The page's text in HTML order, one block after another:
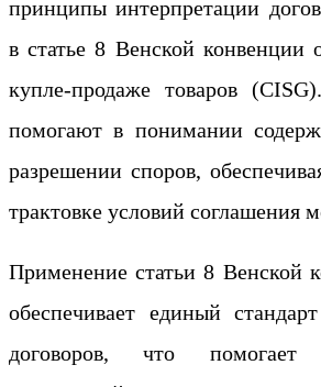
принципы интерпретации
в статье 8 Венской конвенции
купле-продаже товаров
помогают в понимании
разрешении споров,
трактовке условий соглашения
Применение статьи 8 Венской
обеспечивает единый
договоров, что